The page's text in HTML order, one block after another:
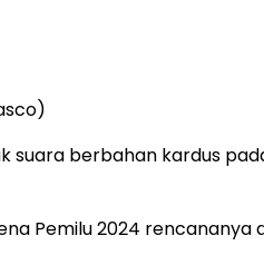
suara berbahan kardus
Pemilu 2024